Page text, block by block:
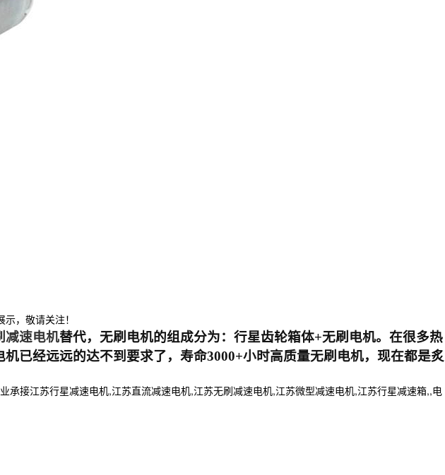
，敬请关注！
减速电机替代，无刷电机的组成分为：行星齿轮箱体+无刷电机。在很多热
已经远远的达不到要求了，寿命3000+小时高质量无刷电机，现在都是炙
接江苏行星减速电机,江苏直流减速电机,江苏无刷减速电机,江苏微型减速电机,江苏行星减速箱,,电